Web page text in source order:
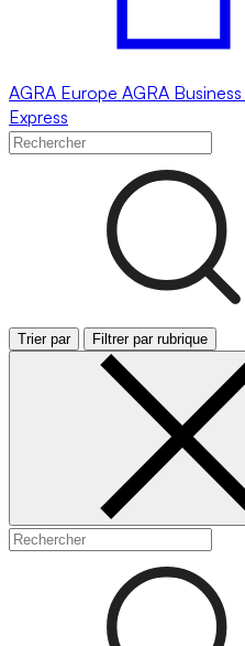
AGRA Europe AGRA Business
Express
Trier par Filtrer par rubrique